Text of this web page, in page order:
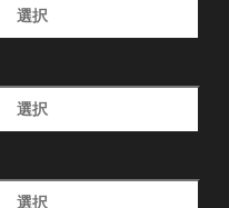
選択
選択
選択